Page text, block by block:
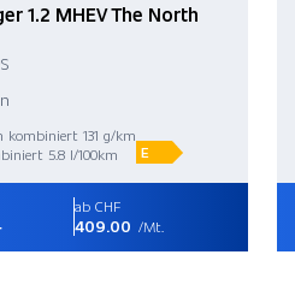
1.2 MHEV The North
kombiniert 131 g/km
5.8 l/100km
E
ab CHF
409.00 /Mt.